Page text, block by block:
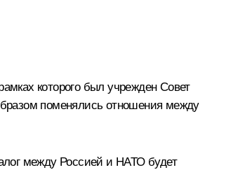
которого был учрежден Совет
поменялись отношения между
между Россией и НАТО будет